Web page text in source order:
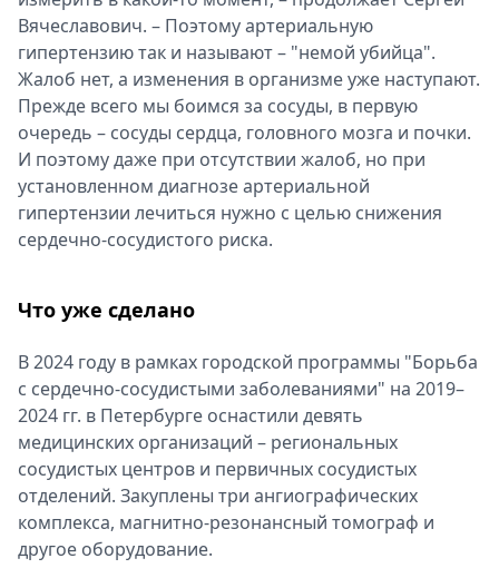
Вячеславович. – Поэтому артериальную
гипертензию так и называют – "немой убийца".
Жалоб нет, а изменения в организме уже наступают.
Прежде всего мы боимся за сосуды, в первую
очередь – сосуды сердца, головного мозга и почки.
И поэтому даже при отсутствии жалоб, но при
установленном диагнозе артериальной
гипертензии лечиться нужно с целью снижения
сердечно-сосудистого риска.
Что уже сделано
В 2024 году в рамках городской программы "Борьба
с сердечно-сосудистыми заболеваниями" на 2019–
2024 гг. в Петербурге оснастили девять
медицинских организаций – региональных
сосудистых центров и первичных сосудистых
отделений. Закуплены три ангиографических
комплекса, магнитно-резонансный томограф и
другое оборудование.